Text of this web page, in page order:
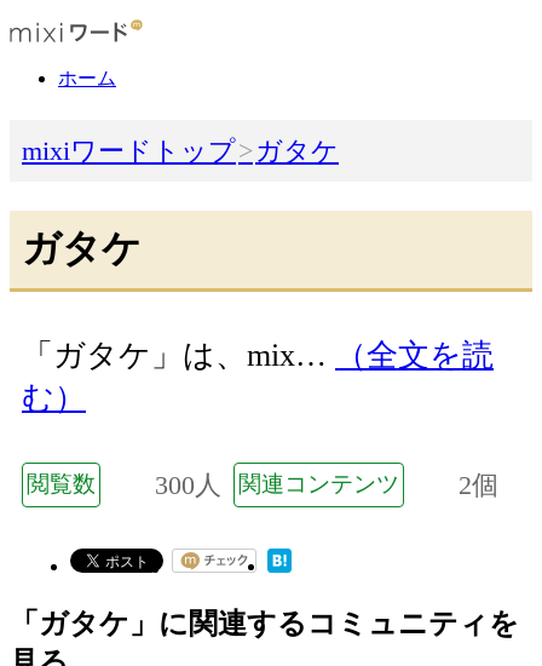
ホーム
mixiワードトップ ガタケ
ガタケ
「ガタケ」は、mix…
（全文を読
む）
閲覧数 300人 関連コンテンツ 2個
「ガタケ」に関連するコミュニティを